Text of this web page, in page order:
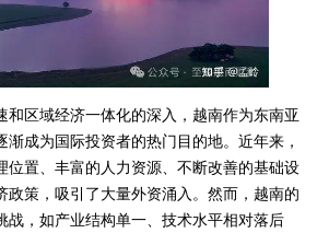
和区域经济一体化的深入，越南作为东南亚
渐成为国际投资者的热门目的地。近年来，
位置、丰富的人力资源、不断改善的基础设
政策，吸引了大量外资涌入。然而，越南的
战，如产业结构单一、技术水平相对落后